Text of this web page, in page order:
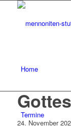
Home
Termine
24. November